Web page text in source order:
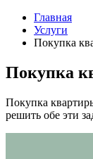
Главная
Услуги
Покупка
Покупка
Покупка
решить обе эти